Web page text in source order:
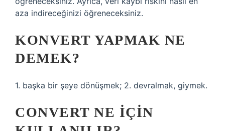
aza indireceğinizi öğreneceksiniz.
KONVERT YAPMAK NE
DEMEK?
1. başka bir şeye dönüşmek; 2. devralmak, giymek.
CONVERT NE IÇIN